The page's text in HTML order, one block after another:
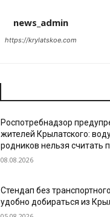
news_admin
https://krylatskoe.com
Роспотребнадзор
жителей Крылатского:
родников нельзя считать
08.08.2026
Стендап без
удобно добираться из